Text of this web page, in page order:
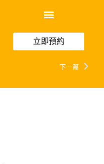
立即預約
下一篇